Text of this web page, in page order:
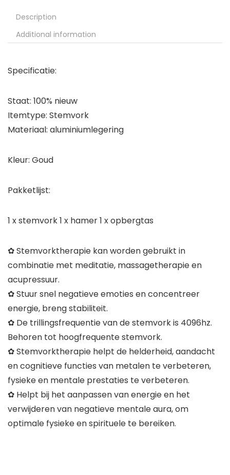
Description
Additional information
Specificatie:
Staat: 100% nieuw
Itemtype: Stemvork
Materiaal: aluminiumlegering
Kleur: Goud
Pakketlijst:
1 x stemvork 1 x hamer 1 x opbergtas
✿ Stemvorktherapie kan worden gebruikt in
combinatie met meditatie, massagetherapie en
acupressuur.
✿ Stuur snel negatieve emoties en concentreer
energie, breng stabiliteit.
✿ De trillingsfrequentie van de stemvork is 4096hz.
Behoren tot hoogfrequente stemvork.
✿ Stemvorktherapie helpt de helderheid, aandacht
en cognitieve functies van metalen te verbeteren,
fysieke en mentale prestaties te verbeteren.
✿ Helpt bij het aanpassen van energie en het
verwijderen van negatieve mentale aura, om
optimale fysieke en spirituele te bereiken.